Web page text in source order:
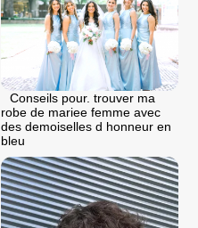
Conseils pour. trouver ma
robe de mariee femme avec
des demoiselles d honneur en
bleu